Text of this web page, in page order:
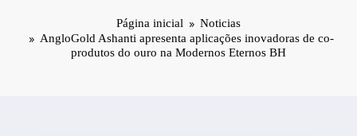
Página inicial
Noticias
AngloGold Ashanti apresenta aplicações inovadoras de co-
produtos do ouro na Modernos Eternos BH